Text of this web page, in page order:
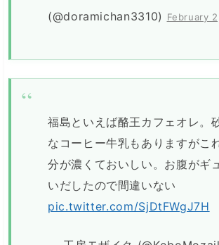
(@doramichan3310)
February
福島といえば酪王カフェオレ。
なコーヒー牛乳もありますがこ
分が濃くておいしい。お腹がギ
いだしたので間違いない
pic.twitter.com/SjDtFWgJ7H